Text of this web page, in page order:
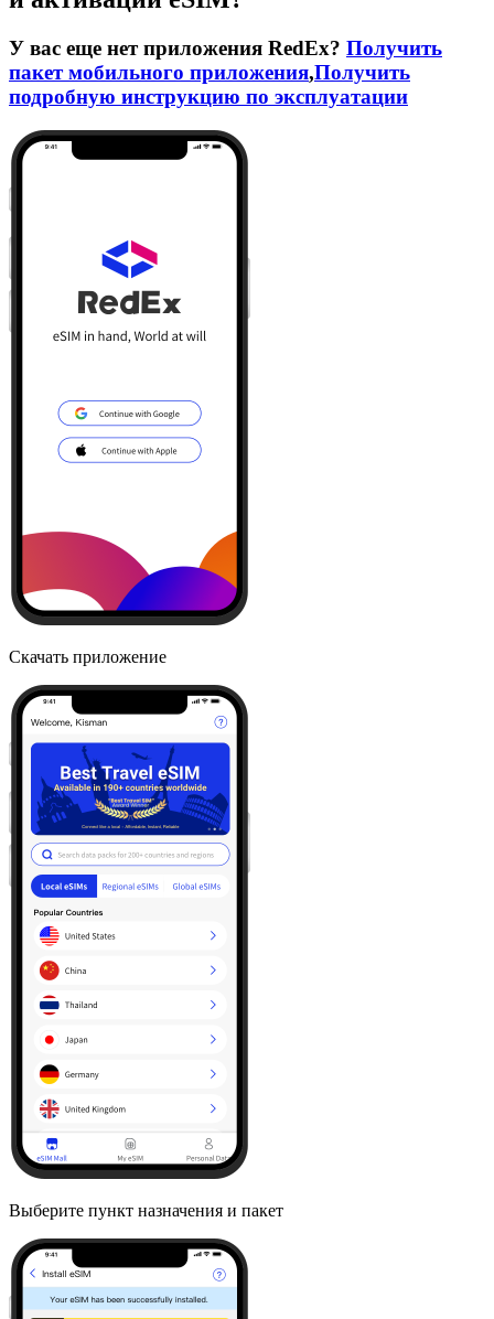
У вас еще нет приложения RedEx? Получить
пакет мобильного приложения,Получить
подробную инструкцию по эксплуатации
Скачать приложение
Выберите пункт назначения и пакет